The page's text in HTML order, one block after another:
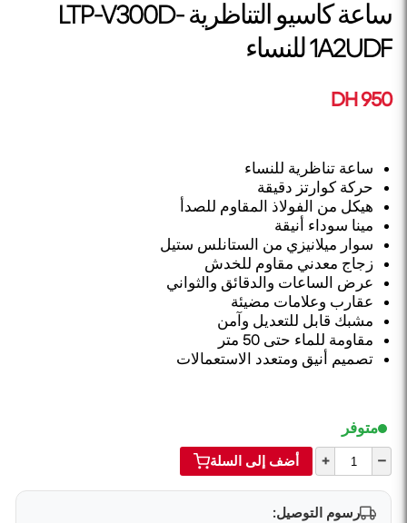
ساعة كاسيو التناظرية LTP-V300D-
1A2UDF للنساء
950 DH
ساعة تناظرية للنساء
حركة كوارتز دقيقة
هيكل من الفولاذ المقاوم للصدأ
مينا سوداء أنيقة
سوار ميلانيزي من الستانلس ستيل
زجاج معدني مقاوم للخدش
عرض الساعات والدقائق والثواني
عقارب وعلامات مضيئة
مشبك قابل للتعديل وآمن
مقاومة للماء حتى 50 متر
تصميم أنيق ومتعدد الاستعمالات
متوفر
–
+ أضف إلى السلة
رسوم التوصيل: